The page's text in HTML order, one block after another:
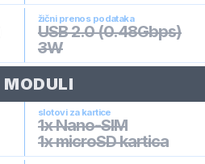
žični prenos podataka
USB 2.0 (0.48Gbps)
3W
MODULI
slotovi za kartice
1x Nano-SIM
1x microSD kartica